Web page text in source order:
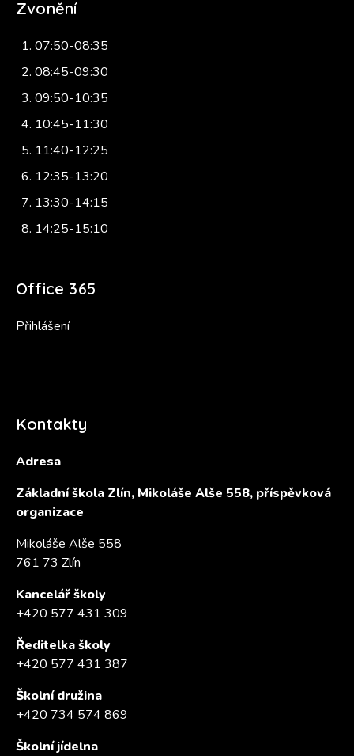
Zvonění
07:50-08:35
08:45-09:30
09:50-10:35
10:45-11:30
11:40-12:25
12:35-13:20
13:30-14:15
14:25-15:10
Office 365
Přihlášení
Kontakty
Adresa
Základní škola Zlín, Mikoláše Alše 558, příspěvková
organizace
Mikoláše Alše 558
761 73 Zlín
Kancelář školy
+420 577 431 309
Ředitelka školy
+420 577 431 387
Školní družina
+420 734 574 869
Školní jídelna